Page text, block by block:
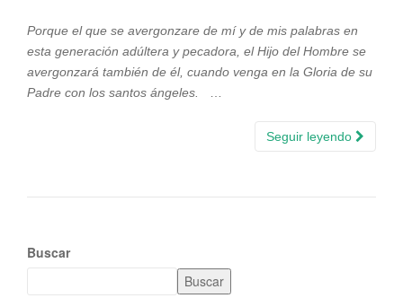
Porque el que se avergonzare de mí y de mis palabras en
esta generación adúltera y pecadora, el Hijo del Hombre se
avergonzará también de él, cuando venga en la Gloria de su
Padre con los santos ángeles.
Seguir leyendo
Buscar
Buscar